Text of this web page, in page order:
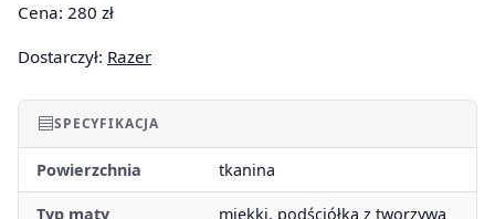
Cena: 280 zł
Dostarczył: Razer
SPECYFIKACJA
Powierzchnia tkanina
Typ maty
miękki, podściółka z tworzywa